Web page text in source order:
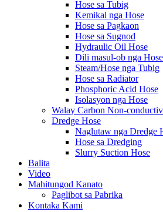
Hose sa Tubig
Kemikal nga Hose
Hose sa Pagkaon
Hose sa Sugnod
Hydraulic Oil Hose
Dili masul-ob nga Hose
Steam/Hose nga Tubig
Hose sa Radiator
Phosphoric Acid Hose
Isolasyon nga Hose
Walay Carbon Non-
Dredge Hose
Naglutaw nga Dredge
Hose sa Dredging
Slurry Suction Hose
Balita
Video
Mahitungod Kanato
Paglibot sa Pabrika
Kontaka Kami